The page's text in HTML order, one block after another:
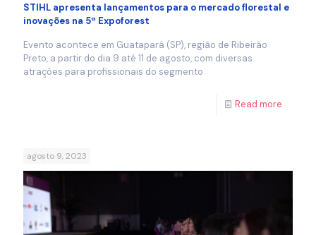
STIHL apresenta lançamentos para o mercado florestal e
inovações na 5ª Expoforest
Evento acontece em Guatapará (SP), região de Ribeirão
Preto, a partir do dia 9 até 11 de agosto, com diversas
atrações para profissionais do segmento
Read more
agosto 9, 2023